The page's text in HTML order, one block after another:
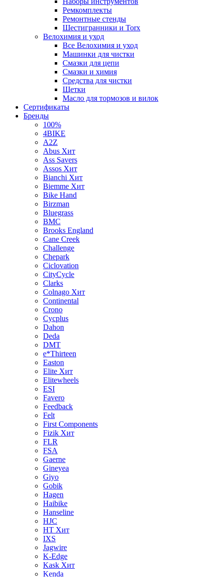
Ремкомплекты
Ремонтные стенды
Шестигранники и Torx
Велохимия и уход
Все Велохимия и уход
Машинки для чистки
Смазки для цепи
Смазки и химия
Средства для чистки
Щетки
Масло для тормозов и вилок
Сертификаты
Бренды
100%
4BIKE
A2Z
Abus Хит
Ass Savers
Assos Хит
Bianchi Хит
Biemme Хит
Bike Hand
Birzman
Bluegrass
BMC
Brooks England
Cane Creek
Challenge
Chepark
Ciclovation
CityCycle
Clarks
Colnago Хит
Continental
Crono
Cycplus
Dahon
Deda
DMT
e*Thirteen
Easton
Elite Хит
Elitewheels
ESI
Favero
Feedback
Felt
First Components
Fizik Хит
FLR
FSA
Gaerne
Gineyea
Giyo
Gobik
Hagen
Haibike
Hanseline
HJC
HT Хит
IXS
Jagwire
K-Edge
Kask Хит
Kenda